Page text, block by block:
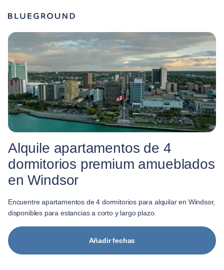
Alquile apartamentos de 4
dormitorios premium amueblados
en Windsor
Encuentre apartamentos de 4 dormitorios para alquilar en Windsor,
disponibles para estancias a corto y largo plazo.
Añadir fechas